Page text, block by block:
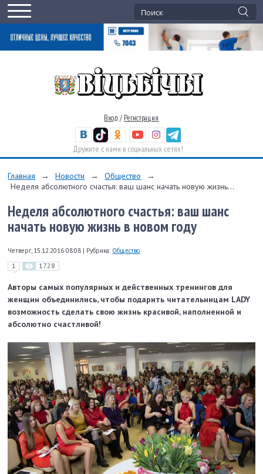
Вход / Регистрация
Дружите с нами в социальных сетях!
Главная → Новости → Общество
→
Неделя абсолютного счастья: ваш шанс начать новую жизнь...
Неделя абсолютного счастья: ваш шанс
начать новую жизнь в новом году
Четверг, 15.12.2016 08:08 | Рубрика: Общество
1 1728
Авторы самых популярных и действенных тренингов для
женщин объединились, чтобы подарить читательницам LADY
возможность сделать свою жизнь красивой, наполненной и
абсолютно счастливой!